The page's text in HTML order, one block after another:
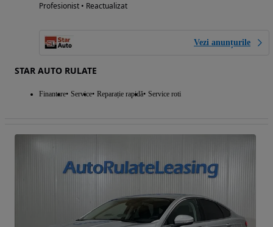
Profesionist • Reactualizat
Vezi anunțurile
STAR AUTO RULATE
Finantare Service Reparație rapidă Service roti